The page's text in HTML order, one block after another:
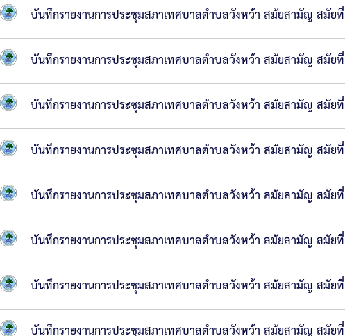
การ
บริหาร
งาน
หลัก
เกณฑ์
การ
บริหาร
และ
พัฒนา
ทรัพยากร
บุคคล
การ
ดำเนิน
บันทึกรายงานการประชุมสภาเทศบาลตำบลวังหว้า สมัยสามัญ สมั
บันทึกรายงานการประชุมสภาเทศบาลตำบลวังหว้า สมัยสามัญ สมั
บันทึกรายงานการประชุมสภาเทศบาลตำบลวังหว้า สมัยสามัญ สมั
บันทึกรายงานการประชุมสภาเทศบาลตำบลวังหว้า สมัยสามัญ สมั
บันทึกรายงานการประชุมสภาเทศบาลตำบลวังหว้า สมัยสามัญ สมั
บันทึกรายงานการประชุมสภาเทศบาลตำบลวังหว้า สมัยสามัญ สมั
บันทึกรายงานการประชุมสภาเทศบาลตำบลวังหว้า สมัยสามัญ สมั